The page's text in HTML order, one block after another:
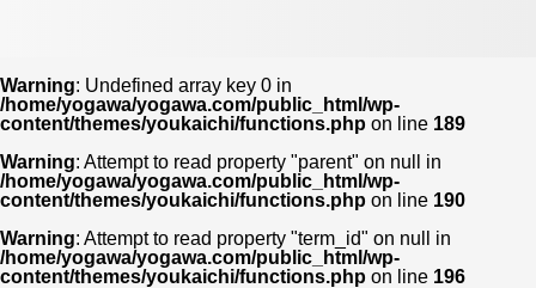
Warning: Undefined array key 0 in
/home/yogawa/yogawa.com/public_html/wp-
content/themes/youkaichi/functions.php on line 189
Warning: Attempt to read property "parent" on null in
/home/yogawa/yogawa.com/public_html/wp-
content/themes/youkaichi/functions.php on line 190
Warning: Attempt to read property "term_id" on null in
/home/yogawa/yogawa.com/public_html/wp-
content/themes/youkaichi/functions.php on line 196